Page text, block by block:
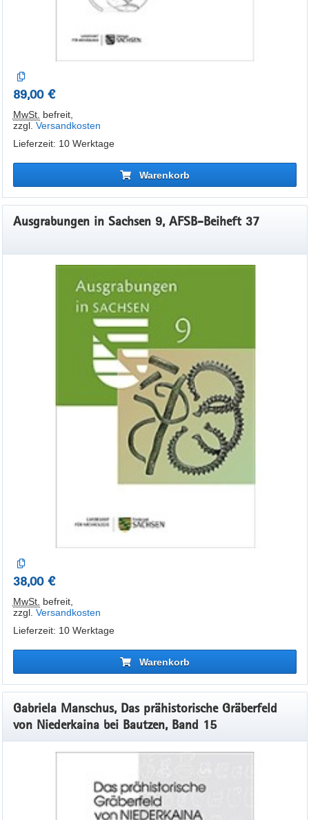
89,00 €
MwSt. befreit,
zzgl. Versandkosten
Lieferzeit: 10 Werktage
Warenkorb
Ausgrabungen in Sachsen 9, AFSB-Beiheft 37
38,00 €
MwSt. befreit,
zzgl. Versandkosten
Lieferzeit: 10 Werktage
Warenkorb
Gabriela Manschus, Das prähistorische Gräberfeld
von Niederkaina bei Bautzen, Band 15